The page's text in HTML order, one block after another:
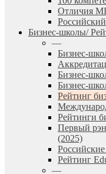
Отличия
Бизнес-школы/
—
Бизнес-
Бизнес-
Бизнес-
Рейтинг
Рейтинги
Первый
(2025)
Рейтинг
—